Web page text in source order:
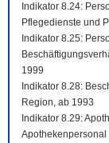
Indikator 8.24:
Pflegedienste und
Indikator 8.25:
1999
Indikator 8.28:
Region, ab 1993
Indikator 8.29: